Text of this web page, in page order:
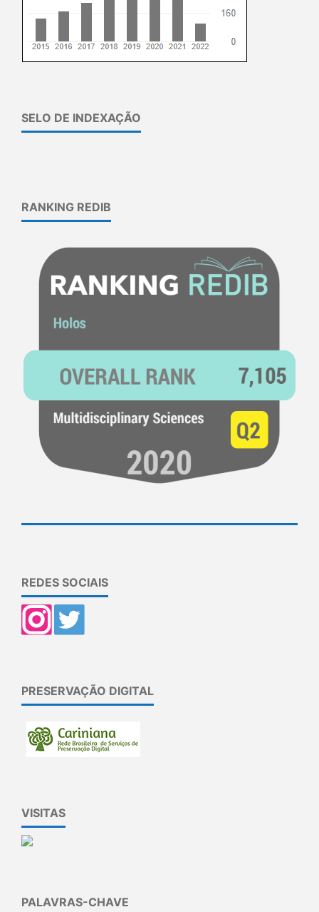
SELO DE INDEXAÇÃO
RANKING REDIB
REDES SOCIAIS
PRESERVAÇÃO DIGITAL
VISITAS
PALAVRAS-CHAVE